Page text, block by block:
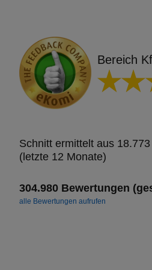
Bereich
Schnitt ermittelt aus
(letzte 12 Monate)
304.980 Bewertungen
alle Bewertungen aufrufen